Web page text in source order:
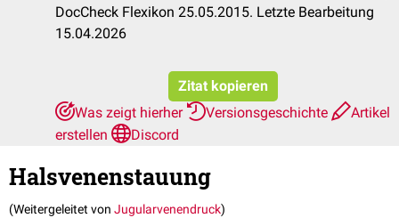
DocCheck Flexikon 25.05.2015. Letzte Bearbeitung
15.04.2026
Zitat kopieren
Was zeigt hierher
Versionsgeschichte
Artikel
erstellen
Discord
Halsvenenstauung
(Weitergeleitet von Jugularvenendruck)